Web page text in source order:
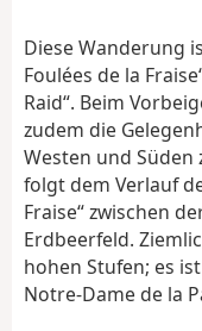
Diese Wanderung
Foulées de la
Raid“. Beim
zudem die
Westen und
folgt dem Verlauf
Fraise“ zwischen
Erdbeerfeld.
hohen Stufen; es
Notre-Dame de la